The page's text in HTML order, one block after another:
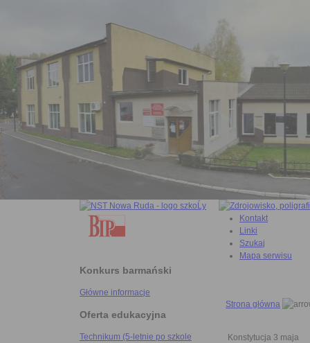
Konkurs barmański
Główne informacje
Oferta edukacyjna
Technikum (5-letnie po szkole
Kontakt
Linki
Szukaj
Mapa serwisu
Strona główna
Konstytucja 3 maja